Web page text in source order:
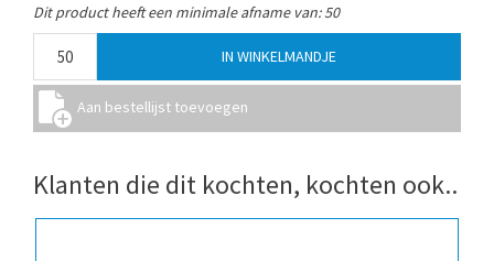
Dit product heeft een minimale afname van: 50
Klanten die dit kochten, kochten ook..